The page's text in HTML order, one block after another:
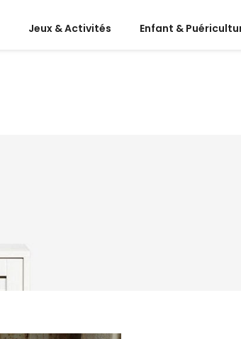
Jeux & Activités Enfant &